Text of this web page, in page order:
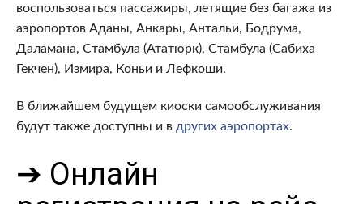
воспользоваться пассажиры, летящие без багажа из
аэропортов Аданы, Анкары, Антальи, Бодрума,
Даламана, Стамбула (Ататюрк), Стамбула (Сабиха
Гекчен), Измира, Коньи и Лефкоши.
В ближайшем будущем киоски самообслуживания
будут также доступны и в других аэропортах.
➔ Онлайн